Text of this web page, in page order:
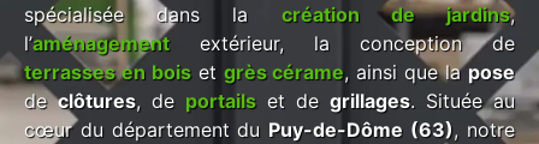
spécialisée dans la création de jardins,
l’aménagementextérieur, la conception de
terrasses en boiset grès cérame, ainsi que lapose
declôtures, de portails et de grillages. Située au
cœur du département du Puy-de-Dôme (63), notre